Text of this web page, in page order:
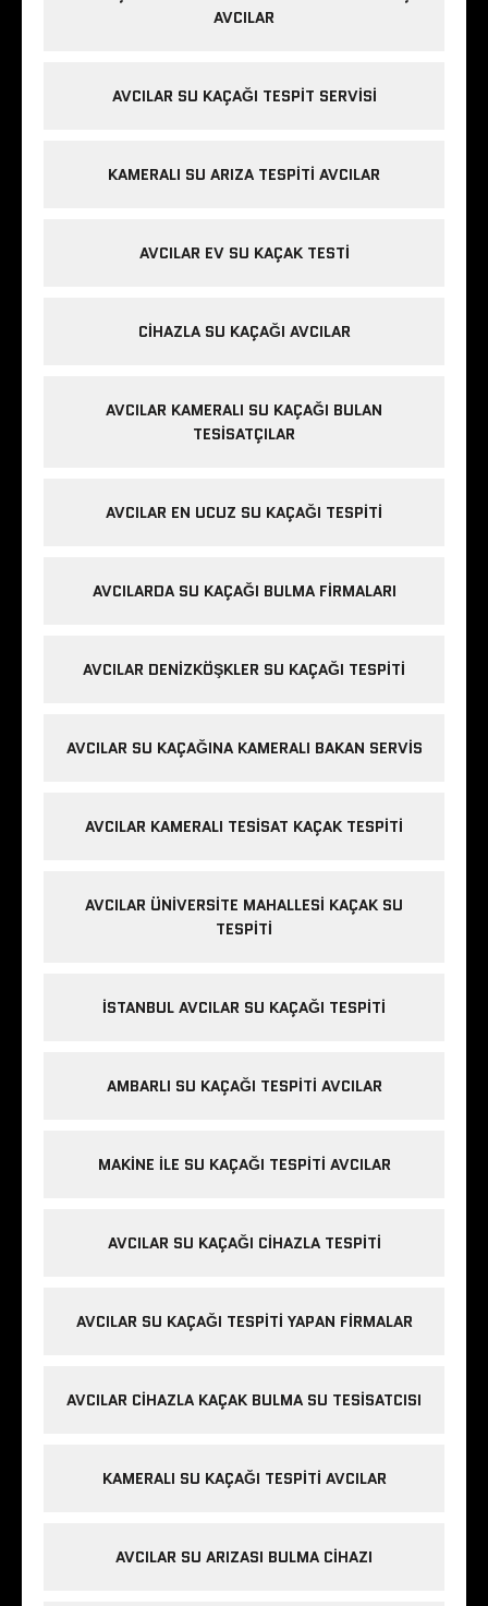
AVCILAR
AVCILAR SU KAÇAĞI TESPIT SERVISI
KAMERALI SU ARIZA TESPITI AVCILAR
AVCILAR EV SU KAÇAK TESTI
CIHAZLA SU KAÇAĞI AVCILAR
AVCILAR KAMERALI SU KAÇAĞI BULAN
TESISATÇILAR
AVCILAR EN UCUZ SU KAÇAĞI TESPITI
AVCILARDA SU KAÇAĞI BULMA FIRMALARI
AVCILAR DENIZKÖŞKLER SU KAÇAĞI TESPITI
AVCILAR SU KAÇAĞINA KAMERALI BAKAN SERVIS
AVCILAR KAMERALI TESISAT KAÇAK TESPITI
AVCILAR ÜNIVERSITE MAHALLESI KAÇAK SU
TESPITI
İSTANBUL AVCILAR SU KAÇAĞI TESPITI
AMBARLI SU KAÇAĞI TESPITI AVCILAR
MAKINE ILE SU KAÇAĞI TESPITI AVCILAR
AVCILAR SU KAÇAĞI CIHAZLA TESPITI
AVCILAR SU KAÇAĞI TESPITI YAPAN FIRMALAR
AVCILAR CIHAZLA KAÇAK BULMA SU TESISATCISI
KAMERALI SU KAÇAĞI TESPITI AVCILAR
AVCILAR SU ARIZASI BULMA CIHAZI